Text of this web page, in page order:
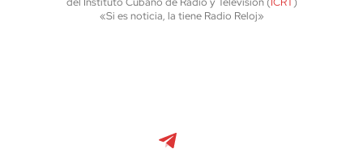
«Si es noticia, la tiene Radio Reloj»